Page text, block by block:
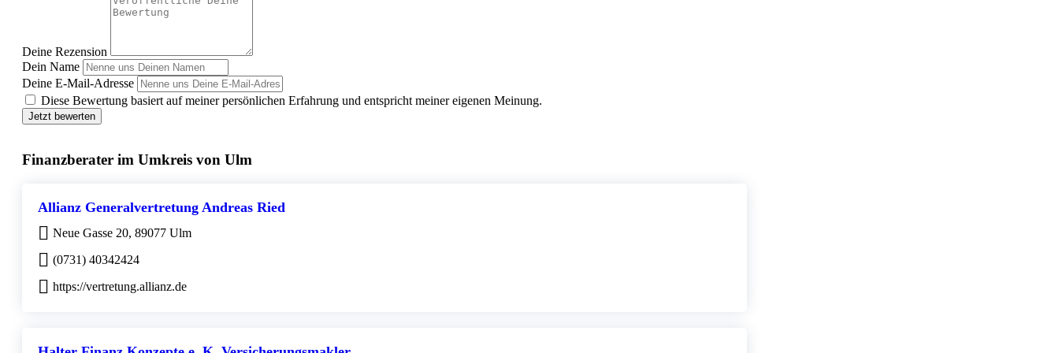
Deine Rezension
Dein Name
Deine E-Mail-Adresse
Diese Bewertung basiert auf meiner persönlichen Erfahrung und entspricht meiner eigenen Meinung.
Jetzt bewerten
Finanzberater im Umkreis von Ulm
Allianz Generalvertretung Andreas Ried
Neue Gasse 20, 89077 Ulm
(0731) 40342424
https://vertretung.allianz.de